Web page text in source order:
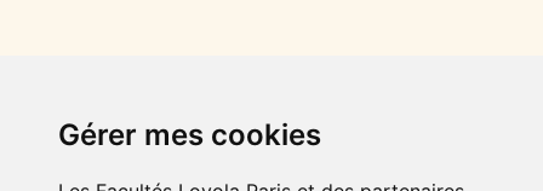
Gérer mes cookies